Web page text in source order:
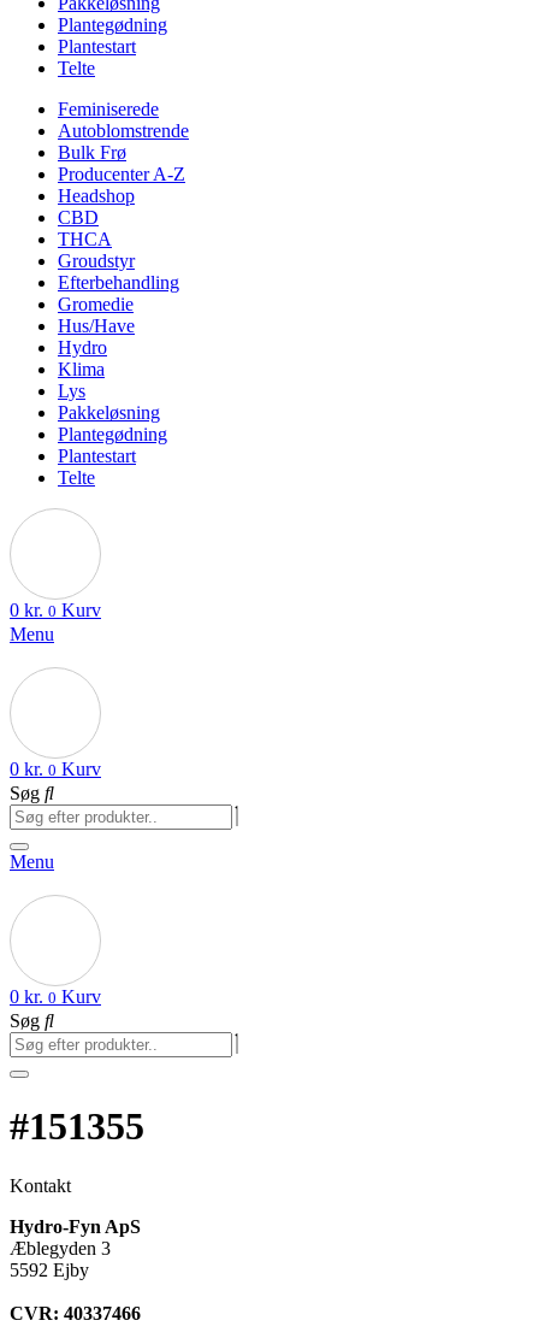
Plantegødning
Plantestart
Telte
Feminiserede
Autoblomstrende
Bulk Frø
Producenter A-Z
Headshop
CBD
THCA
Groudstyr
Efterbehandling
Gromedie
Hus/Have
Hydro
Klima
Lys
Pakkeløsning
Plantegødning
Plantestart
Telte
0 kr. 0 Kurv
Menu
0 kr. 0 Kurv
Søg
Menu
0 kr. 0 Kurv
Søg
#151355
Kontakt
Hydro-Fyn ApS
Æblegyden 3
5592 Ejby
CVR: 40337466